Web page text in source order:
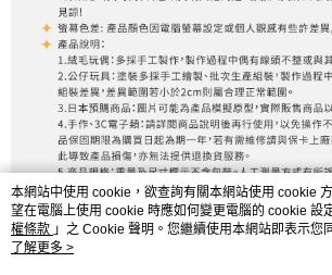
本網站中使用 cookie，欲查詢有關本網站使用 cookie
望在電腦上使用 cookie 時應如何變更電腦的 cookie 設
權條款 」之 Cookie 聲明。您繼續使用本網站即表示您
用條款之 Cookie 聲明使用 cookie。
了解更多 >